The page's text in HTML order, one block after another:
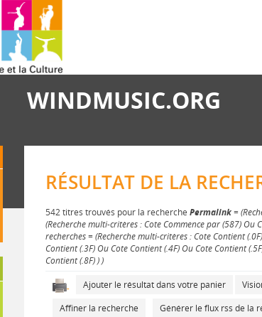
WINDMUSIC.ORG
RÉSULTAT DE LA
542 titres trouvés pour la recherche Permalink=
(Recherche multi-critères : Cote Commence par (587) Ou
recherches = (Recherche multi-critères : Cote Contient
Contient (.3F) Ou Cote Contient (.4F) Ou Cote Contient
Contient (.8F) ) )
Ajouter le résultat dans votre panier
Affiner la recherche
Générer le flux rss de la